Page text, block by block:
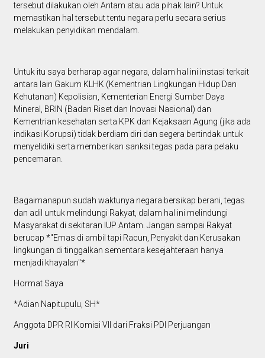
tersebut dilakukan oleh Antam atau ada pihak lain? Untuk
memastikan hal tersebut tentu negara perlu secara serius
melakukan penyidikan mendalam.
Untuk itu saya berharap agar negara, dalam hal ini instasi terkait
antara lain Gakum KLHK (Kementrian Lingkungan Hidup Dan
Kehutanan) Kepolisian, Kementerian Energi Sumber Daya
Mineral, BRIN (Badan Riset dan Inovasi Nasional) dan
Kementrian kesehatan serta KPK dan Kejaksaan Agung (jika ada
indikasi Korupsi) tidak berdiam diri dan segera bertindak untuk
menyelidiki serta memberikan sanksi tegas pada para pelaku
pencemaran.
Bagaimanapun sudah waktunya negara bersikap berani, tegas
dan adil untuk melindungi Rakyat, dalam hal ini melindungi
Masyarakat di sekitaran IUP Antam. Jangan sampai Rakyat
berucap *"Emas di ambil tapi Racun, Penyakit dan Kerusakan
lingkungan di tinggalkan sementara kesejahteraan hanya
menjadi khayalan"*
Hormat Saya
*Adian Napitupulu, SH*
Anggota DPR RI Komisi VII dari Fraksi PDI Perjuangan
Juri